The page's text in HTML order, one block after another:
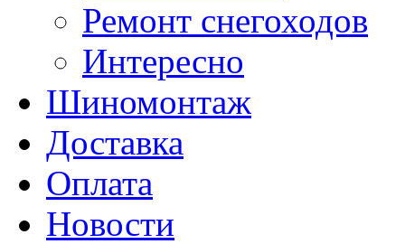
Ремонт снегоходов
Интересно
Шиномонтаж
Доставка
Оплата
Новости